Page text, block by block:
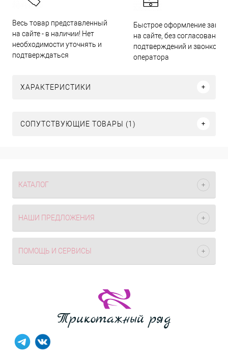
Весь товар представленный
на сайте - в наличии! Нет
необходимости уточнять и
подтверждаться
Быстрое оформление
на сайте, без согласований,
подтверждений и звонков
оператора
ХАРАКТЕРИСТИКИ
СОПУТСТВУЮЩИЕ ТОВАРЫ (1)
КАТАЛОГ
НАШИ ПРЕДЛОЖЕНИЯ
ПОМОЩЬ И СЕРВИСЫ